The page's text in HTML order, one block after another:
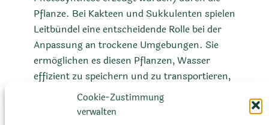
Cookie-Zustimmung
verwalten
Pflanze. Bei Kakteen und Sukkulenten spielen
Leitbündel eine entscheidende Rolle bei der
Anpassung an trockene Umgebungen. Sie
ermöglichen es diesen Pflanzen, Wasser
effizient zu speichern und zu transportieren,
um Zeiten von Dürre zu überstehen. Darüber
hinaus können die Leitbündel auch zur